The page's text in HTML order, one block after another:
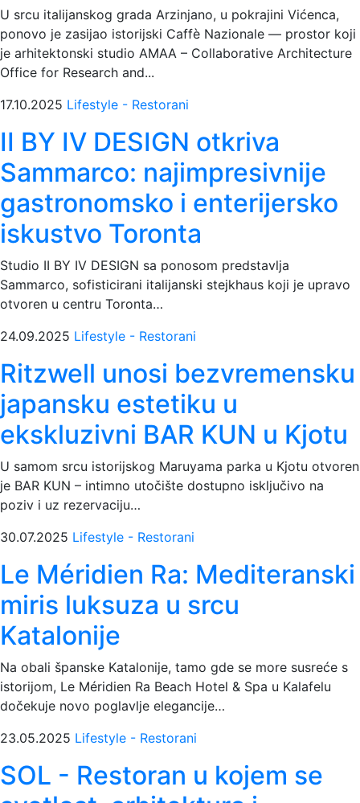
U srcu italijanskog grada Arzinjano, u pokrajini Vićenca,
ponovo je zasijao istorijski Caffè Nazionale — prostor koji
je arhitektonski studio AMAA – Collaborative Architecture
Office for Research and...
17.10.2025 Lifestyle - Restorani
II BY IV DESIGN otkriva
Sammarco: najimpresivnije
gastronomsko i enterijersko
iskustvo Toronta
Studio II BY IV DESIGN sa ponosom predstavlja
Sammarco, sofisticirani italijanski stejkhaus koji je upravo
otvoren u centru Toronta…
24.09.2025 Lifestyle - Restorani
Ritzwell unosi bezvremensku
japansku estetiku u
ekskluzivni BAR KUN u Kjotu
U samom srcu istorijskog Maruyama parka u Kjotu otvoren
je BAR KUN – intimno utočište dostupno isključivo na
poziv i uz rezervaciju…
30.07.2025 Lifestyle - Restorani
Le Méridien Ra: Mediteranski
miris luksuza u srcu
Katalonije
Na obali španske Katalonije, tamo gde se more susreće s
istorijom, Le Méridien Ra Beach Hotel & Spa u Kalafelu
dočekuje novo poglavlje elegancije…
23.05.2025 Lifestyle - Restorani
SOL - Restoran u kojem se